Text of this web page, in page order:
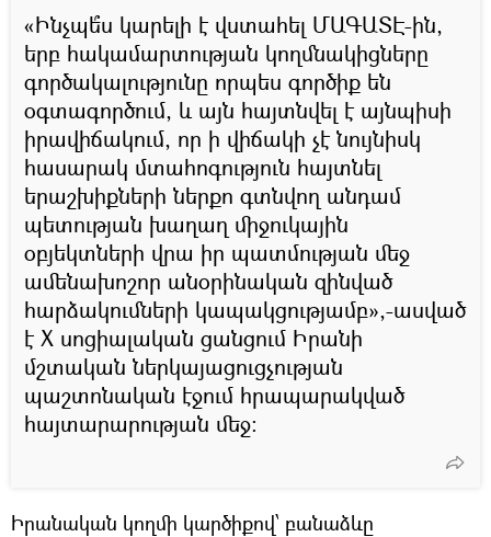
«Ինչպե՞ս կարելի է վստահել ՄԱԳԱՏԷ-ին,
երբ հակամարտության կողմնակիցները
գործակալությունը որպես գործիք են
օգտագործում, և այն հայտնվել է այնպիսի
իրավիճակում, որ ի վիճակի չէ նույնիսկ
հասարակ մտահոգություն հայտնել
երաշխիքների ներքո գտնվող անդամ
պետության խաղաղ միջուկային
օբյեկտների վրա իր պատմության մեջ
ամենախոշոր անօրինական զինված
հարձակումների կապակցությամբ»,-ասված
է X սոցիալական ցանցում Իրանի
մշտական ներկայացուցչության
պաշտոնական էջում հրապարակված
հայտարարության մեջ։
Իրանական կողմի կարծիքով՝ բանաձևը